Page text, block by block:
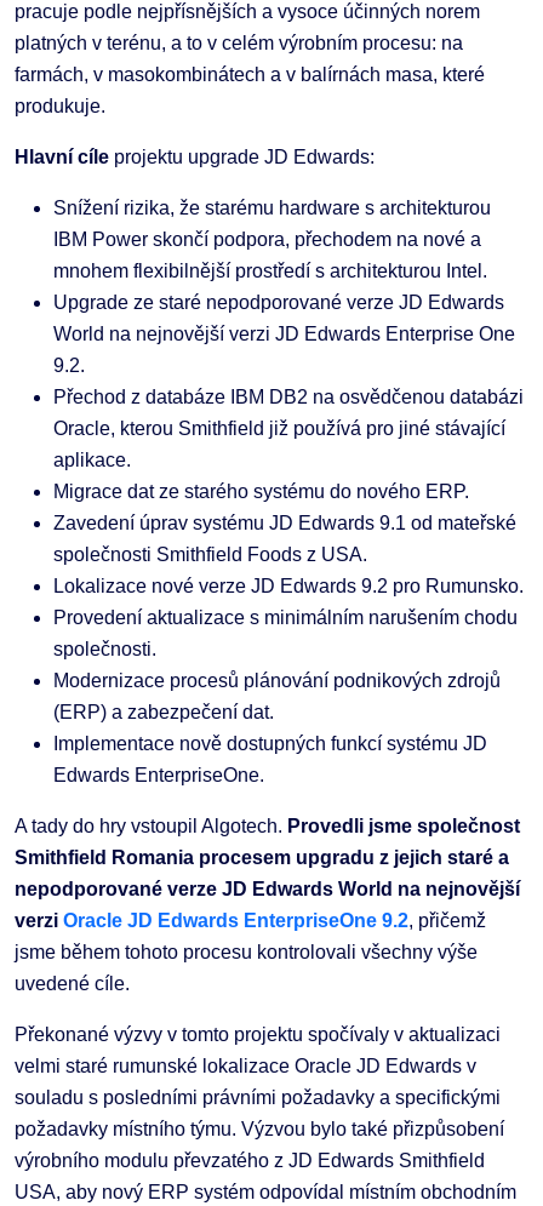
pracuje podle nejpřísnějších a vysoce účinných norem
platných v terénu, a to v celém výrobním procesu: na
farmách, v masokombinátech a v balírnách masa, které
produkuje.
Hlavní cíle projektu upgrade JD Edwards:
Snížení rizika, že starému hardware s architekturou
IBM Power skončí podpora, přechodem na nové a
mnohem flexibilnější prostředí s architekturou Intel.
Upgrade ze staré nepodporované verze JD Edwards
World na nejnovější verzi JD Edwards Enterprise One
9.2.
Přechod z databáze IBM DB2 na osvědčenou databázi
Oracle, kterou Smithfield již používá pro jiné stávající
aplikace.
Migrace dat ze starého systému do nového ERP.
Zavedení úprav systému JD Edwards 9.1 od mateřské
společnosti Smithfield Foods z USA.
Lokalizace nové verze JD Edwards 9.2 pro Rumunsko.
Provedení aktualizace s minimálním narušením chodu
společnosti.
Modernizace procesů plánování podnikových zdrojů
(ERP) a zabezpečení dat.
Implementace nově dostupných funkcí systému JD
Edwards EnterpriseOne.
A tady do hry vstoupil Algotech. Provedli jsme společnost
Smithfield Romania procesem upgradu z jejich staré a
nepodporované verze JD Edwards World na nejnovější
verzi Oracle JD Edwards EnterpriseOne 9.2, přičemž
jsme během tohoto procesu kontrolovali všechny výše
uvedené cíle.
Překonané výzvy v tomto projektu spočívaly v aktualizaci
velmi staré rumunské lokalizace Oracle JD Edwards v
souladu s posledními právními požadavky a specifickými
požadavky místního týmu. Výzvou bylo také přizpůsobení
výrobního modulu převzatého z JD Edwards Smithfield
USA, aby nový ERP systém odpovídal místním obchodním